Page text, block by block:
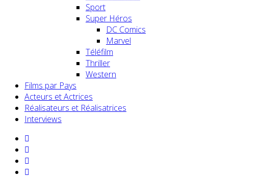
Sport
Super Héros
DC Comics
Marvel
Téléfilm
Thriller
Western
Films par Pays
Acteurs et Actrices
Réalisateurs et Réalisatrices
Interviews